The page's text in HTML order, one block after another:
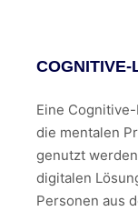
Eine
die mentalen
genutzt
digitalen
Personen aus